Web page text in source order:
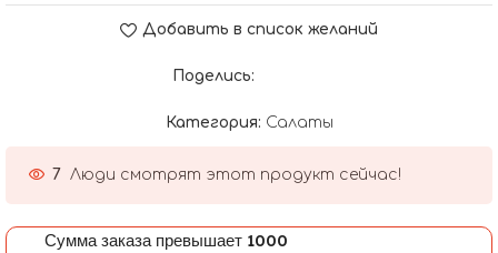
Добавить в список желаний
Поделись:
Категория: Салаты
7 Люди смотрят этот продукт сейчас!
Сумма заказа превышает 1000